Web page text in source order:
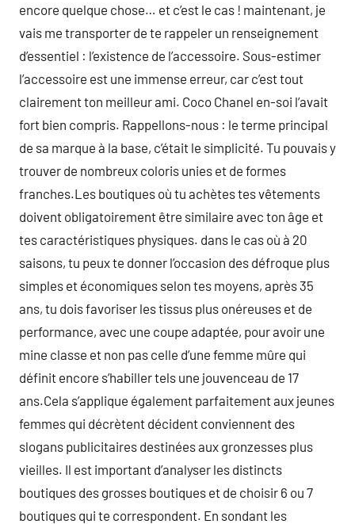
encore quelque chose… et c’est le cas ! maintenant, je
vais me transporter de te rappeler un renseignement
d’essentiel : l’existence de l’accessoire. Sous-estimer
l’accessoire est une immense erreur, car c’est tout
clairement ton meilleur ami. Coco Chanel en-soi l’avait
fort bien compris. Rappellons-nous : le terme principal
de sa marque à la base, c’était le simplicité. Tu pouvais y
trouver de nombreux coloris unies et de formes
franches.Les boutiques où tu achètes tes vêtements
doivent obligatoirement être similaire avec ton âge et
tes caractéristiques physiques. dans le cas où à 20
saisons, tu peux te donner l’occasion des défroque plus
simples et économiques selon tes moyens, après 35
ans, tu dois favoriser les tissus plus onéreuses et de
performance, avec une coupe adaptée, pour avoir une
mine classe et non pas celle d’une femme mûre qui
définit encore s’habiller tels une jouvenceau de 17
ans.Cela s’applique également parfaitement aux jeunes
femmes qui décrètent décident conviennent des
slogans publicitaires destinées aux gronzesses plus
vieilles. Il est important d’analyser les distincts
boutiques des grosses boutiques et de choisir 6 ou 7
boutiques qui te correspondent. En sondant les